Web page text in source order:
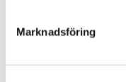
Marknadsföring